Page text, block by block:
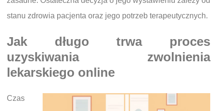
stanu zdrowia pacjenta oraz jego potrzeb terapeutycznych.
Jak długo trwa proces
uzyskiwania zwolnienia
lekarskiego online
Czas